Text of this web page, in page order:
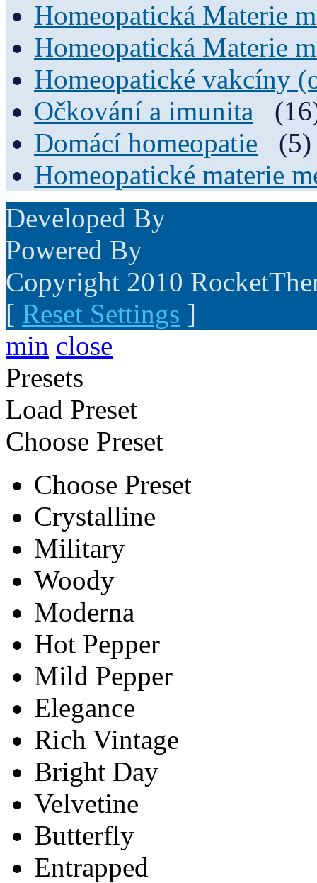
Homeopatická Materie
Homeopatická Materie
Homeopatické vakcíny
Očkování a imunita
Domácí homeopatie
(5)
Homeopatické materie
Developed By
Powered By
Copyright 2010
[ Reset Settings ]
min close
Presets
Load Preset
Choose Preset
Choose Preset
Crystalline
Military
Woody
Moderna
Hot Pepper
Mild Pepper
Elegance
Rich Vintage
Bright Day
Velvetine
Butterfly
Entrapped